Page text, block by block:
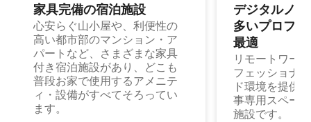
家具完備の宿⁠泊⁠施⁠設
心安らぐ山小屋や、利便性の
高い都市部のマンション・ア
パートなど、さまざまな家具
付き宿泊施設があり、どこも
普段お家で使用するアメニテ
ィ・設備がすべてそろってい
ます。
デジタルノ
多⁠いプ⁠ロ⁠フ⁠
最⁠適
リモートワー
フェッショナ
ド環境を提供
事専用スペー
施設です。